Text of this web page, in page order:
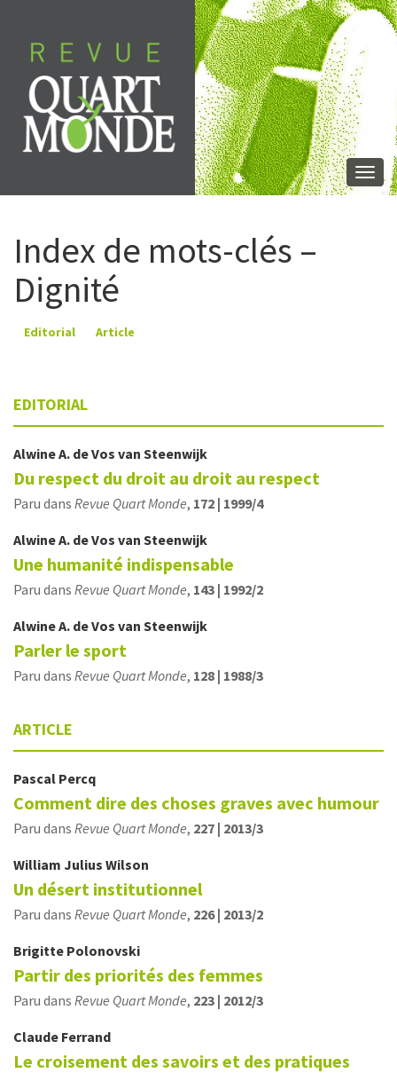
contenu
Index de mots-clés –
Dignité
Editorial Article
EDITORIAL
Alwine A. de Vos van Steenwijk
Du respect du droit au droit au respect
Paru dans Revue Quart Monde, 172 | 1999/4
Alwine A. de Vos van Steenwijk
Une humanité indispensable
Paru dans Revue Quart Monde, 143 | 1992/2
Alwine A. de Vos van Steenwijk
Parler le sport
Paru dans Revue Quart Monde, 128 | 1988/3
ARTICLE
Pascal Percq
Comment dire des choses graves avec humour
Paru dans Revue Quart Monde, 227 | 2013/3
William Julius Wilson
Un désert institutionnel
Paru dans Revue Quart Monde, 226 | 2013/2
Brigitte Polonovski
Partir des priorités des femmes
Paru dans Revue Quart Monde, 223 | 2012/3
Claude Ferrand
Le croisement des savoirs et des pratiques